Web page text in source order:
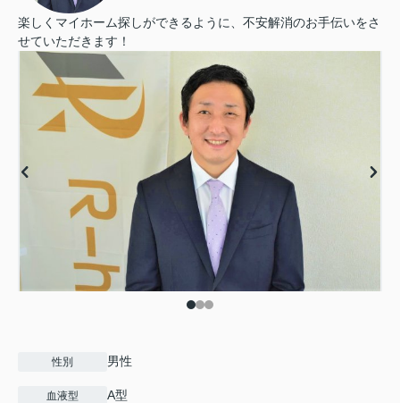
楽しくマイホーム探しができるように、不安解消のお手伝いをさ
せていただきます！
性別 男性
血液型 A型